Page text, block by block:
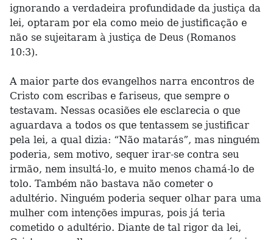
ignorando a verdadeira profundidade da justiça da
lei, optaram por ela como meio de justificação e
não se sujeitaram à justiça de Deus (Romanos
10:3).
A maior parte dos evangelhos narra encontros de
Cristo com escribas e fariseus, que sempre o
testavam. Nessas ocasiões ele esclarecia o que
aguardava a todos os que tentassem se justificar
pela lei, a qual dizia: “Não matarás”, mas ninguém
poderia, sem motivo, sequer irar-se contra seu
irmão, nem insultá-lo, e muito menos chamá-lo de
tolo. Também não bastava não cometer o
adultério. Ninguém poderia sequer olhar para uma
mulher com intenções impuras, pois já teria
cometido o adultério. Diante de tal rigor da lei,